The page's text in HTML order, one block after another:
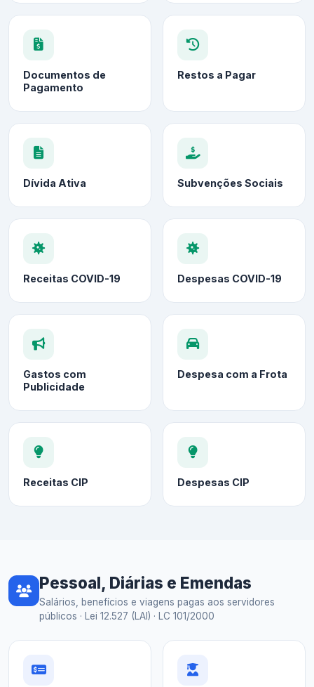
Documentos de
Pagamento
Restos a Pagar
Dívida Ativa Subvenções Sociais
Receitas COVID-19 Despesas COVID-19
Gastos com
Publicidade
Despesa com a Frota
Receitas CIP Despesas CIP
Pessoal, Diárias e Emendas
Salários, benefícios e viagens pagas aos servidores
públicos · Lei 12.527 (LAI) · LC 101/2000